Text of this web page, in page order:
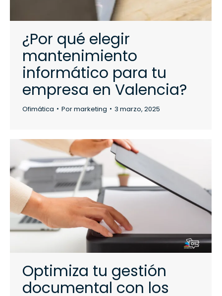
¿Por qué elegir
mantenimiento
informático para tu
empresa en Valencia?
Ofimática Pormarketing 3 marzo, 2025
Optimiza tu gestión
documental con los